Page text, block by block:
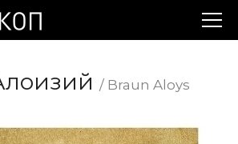
/ Braun Aloys